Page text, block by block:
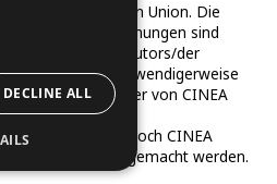
der Europäischen Union. Die
und Meinungen sind
die des Autors/der
spiegeln nicht notwendigerweise
Union oder von CINEA
Union noch CINEA
sie verantwortlich gemacht werden.
DECLINE ALL